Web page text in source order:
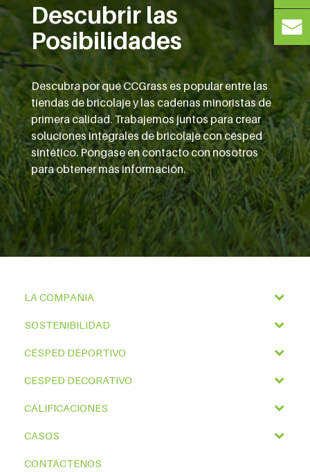
Descubrir las
Posibilidades
Descubra por qué CCGrass es popular entre las
tiendas de bricolaje y las cadenas minoristas de
primera calidad. Trabajemos juntos para crear
soluciones integrales de bricolaje con césped
sintético. Póngase en contacto con nosotros
para obtener más información.
LA COMPAÑIA
SOSTENIBILIDAD
CÉSPED DEPORTIVO
CÉSPED DECORATIVO
CALIFICACIONES
CASOS
CONTÁCTENOS